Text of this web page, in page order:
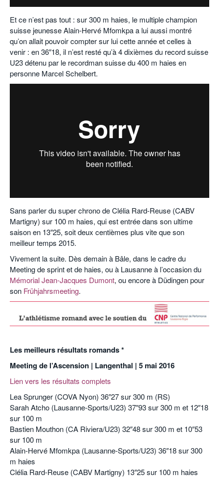
Et ce n’est pas tout : sur 300 m haies, le multiple champion
suisse jeunesse Alain-Hervé Mfomkpa a lui aussi montré
qu’on allait pouvoir compter sur lui cette année et celles à
venir : en 36″18, il n’est resté qu’à 4 dixièmes du record suisse
U23 détenu par le recordman suisse du 400 m haies en
personne Marcel Schelbert.
Sans parler du super chrono de Clélia Rard-Reuse (CABV
Martigny) sur 100 m haies, qui est entrée dans son ultime
saison en 13″25, soit deux centièmes plus vite que son
meilleur temps 2015.
Vivement la suite. Dès demain à Bâle, dans le cadre du
Meeting de sprint et de haies, ou à Lausanne à l’occasion du
Mémorial Jean-Jacques Dumont, ou encore à Düdingen pour
son Frühjahrsmeeting.
Les meilleurs résultats romands *
Meeting de l’Ascension | Langenthal | 5 mai 2016
Lien vers les résultats complets
Lea Sprunger (COVA Nyon) 36″27 sur 300 m (RS)
Sarah Atcho (Lausanne-Sports/U23) 37″93 sur 300 m et 12″18
sur 100 m
Bastien Mouthon (CA Riviera/U23) 32″48 sur 300 m et 10″53
sur 100 m
Alain-Hervé Mfomkpa (Lausanne-Sports/U23) 36″18 sur 300
m haies
Clélia Rard-Reuse (CABV Martigny) 13″25 sur 100 m haies